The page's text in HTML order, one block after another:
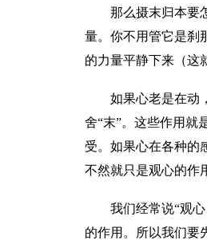
那么摄末归本要
量。你不用管它是刹
的力量平静下来（这
如果心老是在动
舍“末”。这些作用就
受。如果心在各种的
不然就只是观心的作
我们经常说“观
的作用。所以我们要